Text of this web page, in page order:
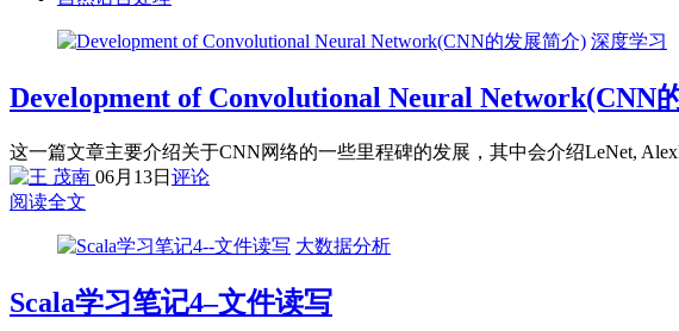
深度学习
Development of Convolutional Neural Network(CNN
这一篇文章主要介绍关于CNN网络的一些里程碑的发展，其中会介绍LeNet,
06月13日 评论
阅读全文
大数据分析
Scala学习笔记4–文件读写